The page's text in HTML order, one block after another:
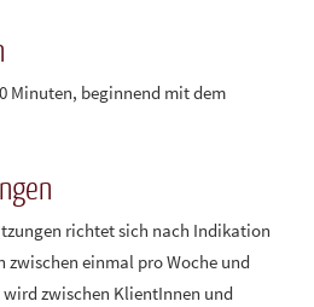
Minuten, beginnend mit dem
richtet sich nach Indikation
einmal pro Woche und
zwischen KlientInnen und